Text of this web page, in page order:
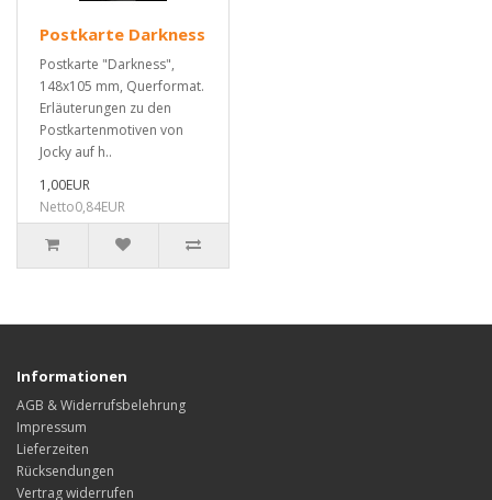
Postkarte Darkness
Postkarte "Darkness",
148x105 mm, Querformat.
Erläuterungen zu den
Postkartenmotiven von
Jocky auf h..
1,00EUR
Netto0,84EUR
Informationen
AGB & Widerrufsbelehrung
Impressum
Lieferzeiten
Rücksendungen
Vertrag widerrufen